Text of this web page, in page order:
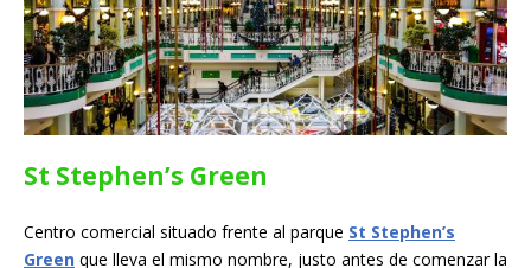
St Stephen’s Green
Centro comercial situado frente al parque St Stephen’s
Green que lleva el mismo nombre, justo antes de comenzar la